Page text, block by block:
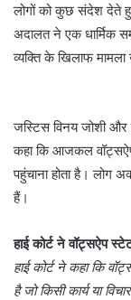
लोगों को कुछ संदेश देते
अदालत ने एक धार्मिक
व्यक्ति के खिलाफ
जस्टिस विनय जोशी
कहा कि आजकल
पहुंचाना होता है।
हैं।
हाई कोर्ट ने वॉट्सऐप
हाई कोर्ट ने कहा कि
है जो किसी कार्य या